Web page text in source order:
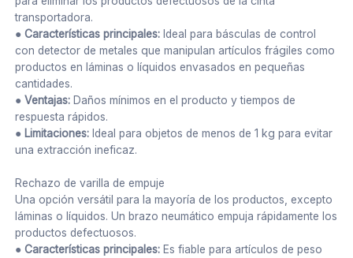
transportadora.
● Características principales: Ideal para básculas de control
con detector de metales que manipulan artículos frágiles como
productos en láminas o líquidos envasados en pequeñas
cantidades.
● Ventajas: Daños mínimos en el producto y tiempos de
respuesta rápidos.
● Limitaciones: Ideal para objetos de menos de 1 kg para evitar
una extracción ineficaz.
Rechazo de varilla de empuje
Una opción versátil para la mayoría de los productos, excepto
láminas o líquidos. Un brazo neumático empuja rápidamente los
productos defectuosos.
● Características principales: Es fiable para artículos de peso